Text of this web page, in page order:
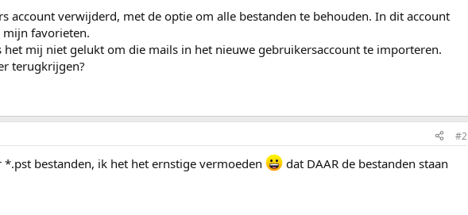
account verwijderd, met de optie om alle bestanden te behouden. In dit account
favorieten.
het mij niet gelukt om die mails in het nieuwe gebruikersaccount te importeren.
terugkrijgen?
#2
*.pst bestanden, ik het het ernstige vermoeden
dat DAAR de bestanden staan